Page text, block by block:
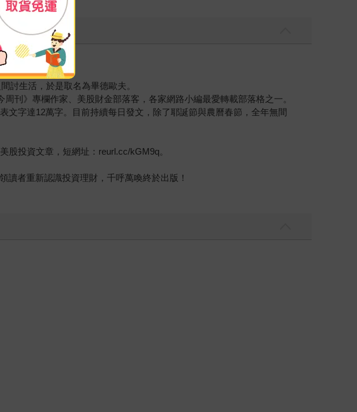
討生活，於是取名為畢德歐夫。
刊》專欄作家、美股財金部落客，各家網路小編最愛轉載部落格之一。
文字達12萬字。目前持續每日發文，除了耶誕節與農曆春節，全年無間
股投資文章，短網址：reurl.cc/kGM9q。
讀者重新認識投資理財，千呼萬喚終於出版！